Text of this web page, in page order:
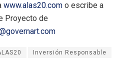
www.alas20.com o escribe a
Proyecto de
Inversión Responsable